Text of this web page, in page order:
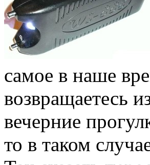
самое в наше
возвращаетесь
вечерние
то в таком